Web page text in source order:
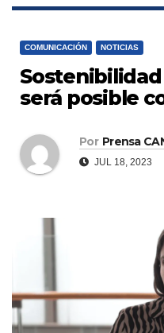
COMUNICACIÓN NOTICIAS
será posible
Por Prensa
JUL 18, 2023